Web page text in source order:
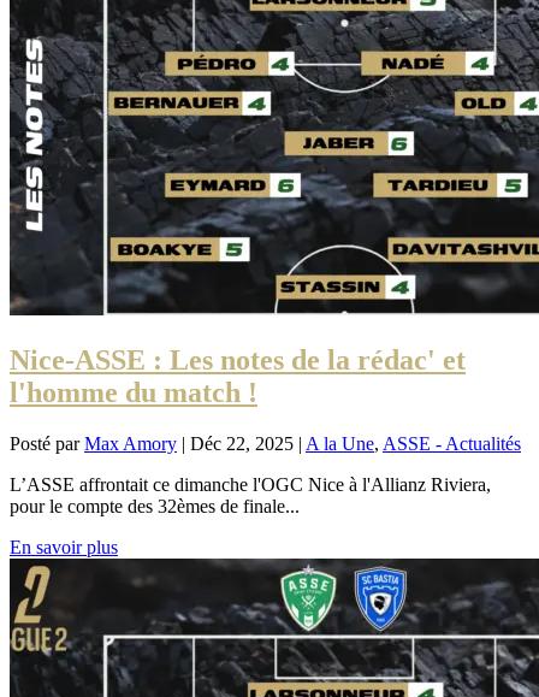
Nice-ASSE : Les notes de la rédac' et
l'homme du match !
Posté parMax Amory | Déc 22, 2025 | A la Une, ASSE - Actualités
L’ASSE affrontait ce dimanche l'OGC Nice à l'Allianz Riviera,
pour le compte des 32èmes de finale...
En savoir plus